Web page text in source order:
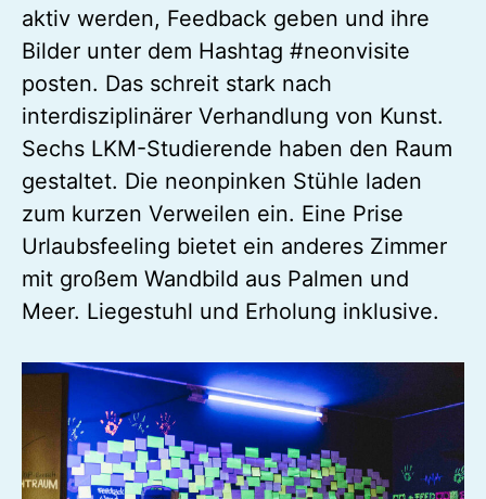
aktiv werden, Feedback geben und ihre
Bilder unter dem Hashtag #neonvisite
posten. Das schreit stark nach
interdisziplinärer Verhandlung von Kunst.
Sechs LKM-Studierende haben den Raum
gestaltet. Die neonpinken Stühle laden
zum kurzen Verweilen ein. Eine Prise
Urlaubsfeeling bietet ein anderes Zimmer
mit großem Wandbild aus Palmen und
Meer. Liegestuhl und Erholung inklusive.